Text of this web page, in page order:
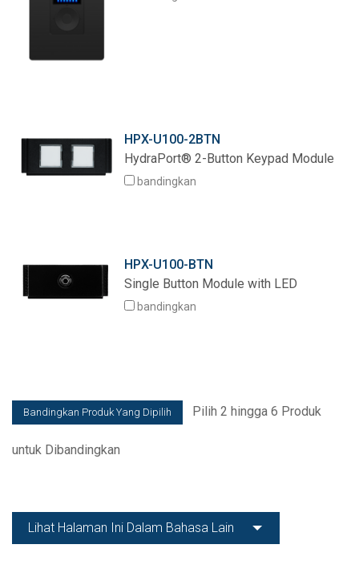
HPX-U100-2BTN
HydraPort® 2-Button Keypad Module
bandingkan
HPX-U100-BTN
Single Button Module with LED
bandingkan
Pilih 2 hingga 6 Produk
untuk Dibandingkan
Lihat Halaman Ini Dalam Bahasa Lain